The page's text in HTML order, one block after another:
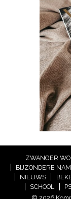
ZWANGER
BIJZONDERE
NIEUWS
SCHOOL